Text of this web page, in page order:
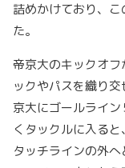
詰めかけており、
た。
帝京大のキックオ
ックやパスを織り
京大にゴールライン
くタックルに入ると
タッチラインの外